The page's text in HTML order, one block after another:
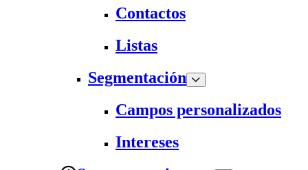
Contactos
Listas
Segmentación
Campos personalizados
Intereses